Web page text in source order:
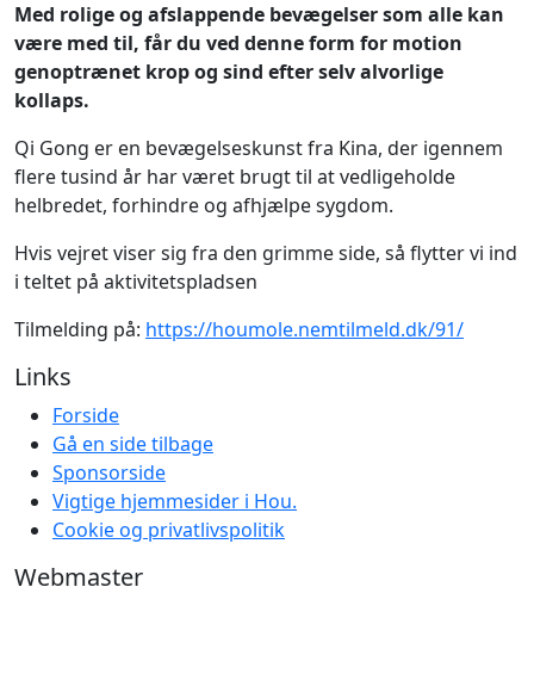
Med rolige og afslappende bevægelser som alle kan
være med til, får du ved denne form for motion
genoptrænet krop og sind efter selv alvorlige
kollaps.
Qi Gong er en bevægelseskunst fra Kina, der igennem
flere tusind år har været brugt til at vedligeholde
helbredet, forhindre og afhjælpe sygdom.
Hvis vejret viser sig fra den grimme side, så flytter vi ind
i teltet på aktivitetspladsen
Tilmelding på: https://houmole.nemtilmeld.dk/91/
Links
Forside
Gå en side tilbage
Sponsorside
Vigtige hjemmesider i Hou.
Cookie og privatlivspolitik
Webmaster